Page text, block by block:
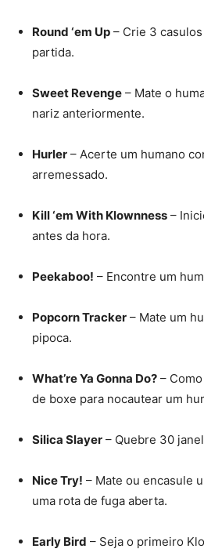
Round ‘em Up – Crie 3
partida.
Sweet Revenge – Mate o
nariz anteriormente.
Hurler – Acerte um humano
arremessado.
Kill ‘em With Klownness –
antes da hora.
Peekaboo! – Encontre um
Popcorn Tracker – Mate um
pipoca.
What’re Ya Gonna Do? –
de boxe para nocautear um
Silica Slayer – Quebre 30
Nice Try! – Mate ou encasule
uma rota de fuga aberta.
Early Bird – Seja o primeiro